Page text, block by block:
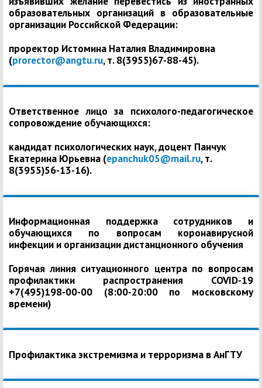
образовательных организаций в образовательные
организации Российской Федерации:
проректор Истомина Наталия Владимировна
(prorector@angtu.ru, т. 8(3955)67-88-45).
Ответственное лицо за психолого-педагогическое
сопровождение обучающихся:
кандидат психологических наук, доцент Панчук
Екатерина Юрьевна (epanchuk05@mail.ru, т.
8(3955)56-13-16).
Информационная поддержка сотрудников и
обучающихся по вопросам коронавирусной
инфекции и организации дистанционного обучения
Горячая линия ситуационного центра по вопросам
профилактики распространения COVID-19
+7(495)198-00-00 (8:00-20:00 по московскому
времени)
Профилактика экстремизма и терроризма в АнГТУ